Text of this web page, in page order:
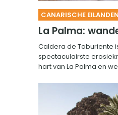
CANARISCHE EILANDEN
La Palma:
Caldera de Taburiente
spectaculairste
hart van La Palma en